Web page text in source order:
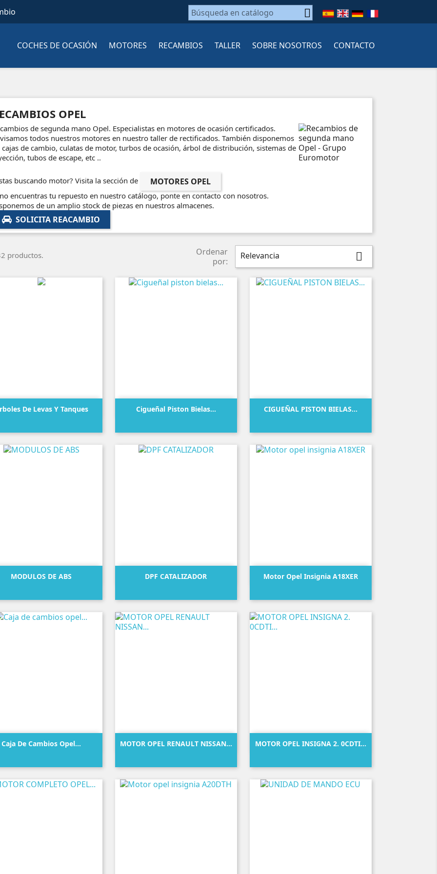

COCHES DE OCASIÓN MOTORES RECAMBIOS TALLER SOBRE NOSOTROS CONTACTO
OPEL
de segunda mano Opel. Especialistas en motores de ocasión certificados.
todos nuestros motores en nuestro taller de rectificados. También disponemos
cajas de cambio, culatas de motor, turbos de ocasión, árbol de distribución, sistemas de
tubos de escape, etc ..
buscando motor? Visita la sección de MOTORES OPEL
encuentras tu repuesto en nuestro catálogo, ponte en contacto con nosotros.
de un amplio stock de piezas en nuestros almacenes.
SOLICITA REACAMBIO
productos.
Ordenar
por:
Relevancia 
De Levas Y Tanques
 Vista rápida Cigueñal Piston Bielas...
 Vista rápida CIGUEÑAL PISTON BIELAS...
 Vista rápida
MODULOS DE ABS
 Vista rápida DPF CATALIZADOR
 Vista rápida Motor Opel Insignia A18XER
 Vista rápida
Caja De Cambios Opel...
 Vista rápida MOTOR OPEL RENAULT NISSAN...
 Vista rápida MOTOR OPEL INSIGNA 2. 0CDTI...
 Vista rápida